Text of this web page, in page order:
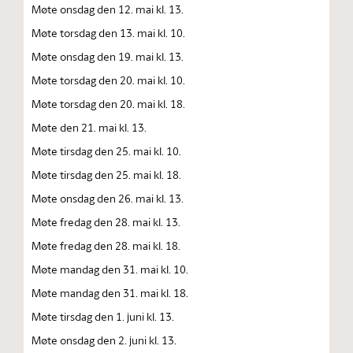
Møte onsdag den 12. mai kl. 13.
Møte torsdag den 13. mai kl. 10.
Møte onsdag den 19. mai kl. 13.
Møte torsdag den 20. mai kl. 10.
Møte torsdag den 20. mai kl. 18.
Møte den 21. mai kl. 13.
Møte tirsdag den 25. mai kl. 10.
Møte tirsdag den 25. mai kl. 18.
Møte onsdag den 26. mai kl. 13.
Møte fredag den 28. mai kl. 13.
Møte fredag den 28. mai kl. 18.
Møte mandag den 31. mai kl. 10.
Møte mandag den 31. mai kl. 18.
Møte tirsdag den 1. juni kl. 13.
Møte onsdag den 2. juni kl. 13.